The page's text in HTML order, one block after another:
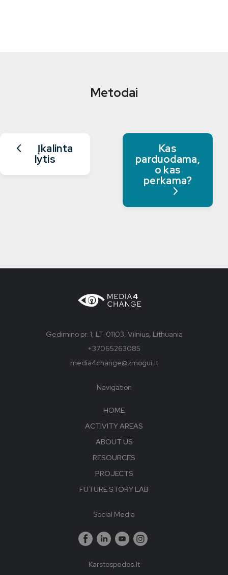
Metodai
Įkalinta
lytis
Kas
parduodama,
o kas
perkama?
Gedimino pr. 1, LT-01103, Vilnius, Lithuania
+37065263085
media4change@zmogui.lt
Navigation
HOME
ACTIVITY AREAS
ABOUT US
RESOURCES
PROJECTS
FUTURE STORY LAB
Social Media
Karstospedos.lt